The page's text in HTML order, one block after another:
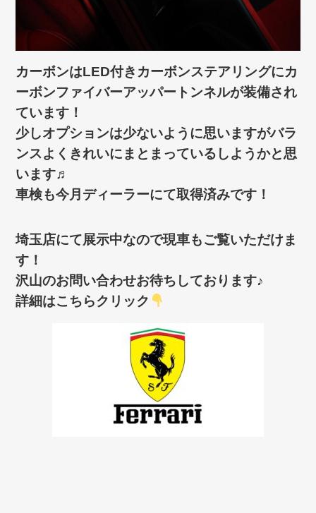
カーボンはLED付きカーボンステアリングにカ
ーボンファイバーアッパートンネルが装備され
ています！
少しオプションは少ないように思いますがバラ
ンスよくきれいにまとまっているしようかと思
います♬
車検も今月ディーラーにて取得済みです！
埼玉店にて展示中なので現車もご覧いただけま
す！
沢山のお問い合わせお待ちしております♪
詳細はこちらクリック